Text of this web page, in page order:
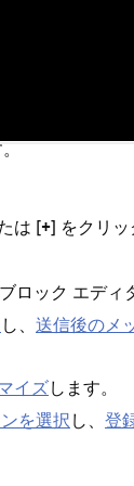
る
は [⁠+⁠] をクリ⁠ッ
ロ⁠ック エデ⁠ィ
し⁠、 送信後のメ⁠
イズします⁠。
を選択 し⁠、 登